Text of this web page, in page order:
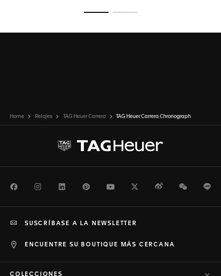
Home Relojes TAG Heuer Carrera TAG Heuer Carrera Chronograph
FacebookInstagramLinkedInPinterestYoutubeTwitterWeiboWeChat
ENCUENTRE SU BOUTIQUE MÁS CERCANA
SUSCRÍBASE A LA NEWSLETTER
COLECCIONES